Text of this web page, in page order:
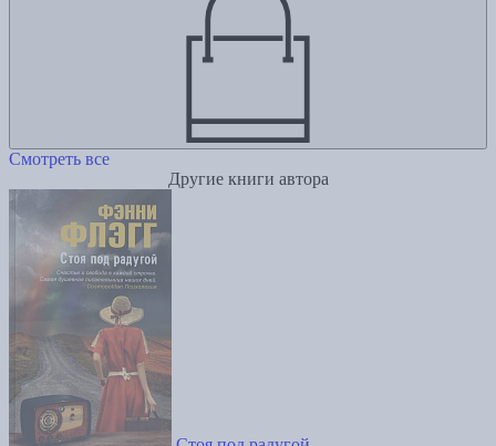
Смотреть все
Другие книги автора